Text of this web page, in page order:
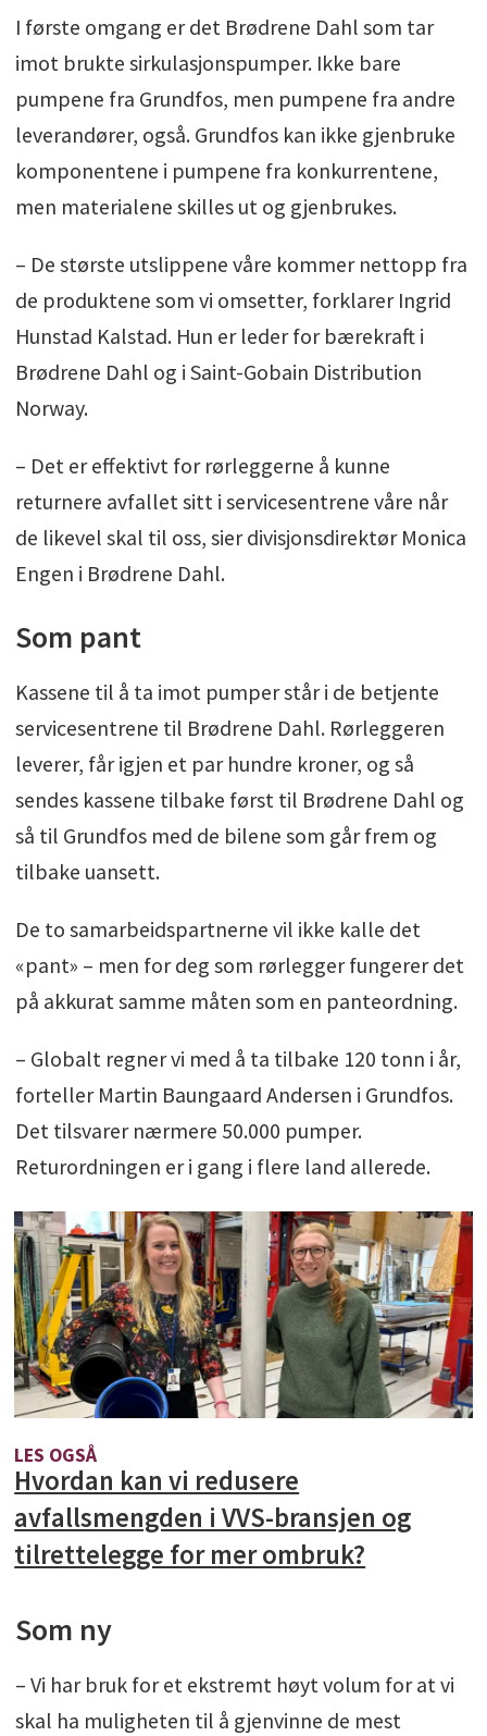
I første omgang er det Brødrene Dahl som tar
imot brukte sirkulasjonspumper. Ikke bare
pumpene fra Grundfos, men pumpene fra andre
leverandører, også. Grundfos kan ikke gjenbruke
komponentene i pumpene fra konkurrentene,
men materialene skilles ut og gjenbrukes.
– De største utslippene våre kommer nettopp fra
de produktene som vi omsetter, forklarer Ingrid
Hunstad Kalstad. Hun er leder for bærekraft i
Brødrene Dahl og i Saint-Gobain Distribution
Norway.
– Det er effektivt for rørleggerne å kunne
returnere avfallet sitt i servicesentrene våre når
de likevel skal til oss, sier divisjonsdirektør Monica
Engen i Brødrene Dahl.
Som pant
Kassene til å ta imot pumper står i de betjente
servicesentrene til Brødrene Dahl. Rørleggeren
leverer, får igjen et par hundre kroner, og så
sendes kassene tilbake først til Brødrene Dahl og
så til Grundfos med de bilene som går frem og
tilbake uansett.
De to samarbeidspartnerne vil ikke kalle det
«pant» – men for deg som rørlegger fungerer det
på akkurat samme måten som en panteordning.
– Globalt regner vi med å ta tilbake 120 tonn i år,
forteller Martin Baungaard Andersen i Grundfos.
Det tilsvarer nærmere 50.000 pumper.
Returordningen er i gang i flere land allerede.
LES OGSÅ
Hvordan kan vi redusere
avfallsmengden i VVS-bransjen og
tilrettelegge for mer ombruk?
Som ny
– Vi har bruk for et ekstremt høyt volum for at vi
skal ha muligheten til å gjenvinne de mest